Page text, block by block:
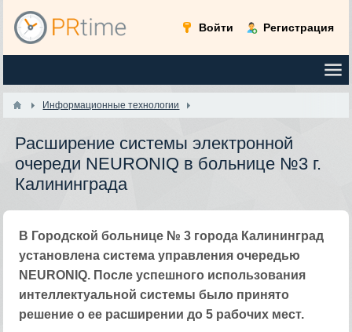
Войти Регистрация
Информационные технологии
Расширение системы электронной
очереди NEURONIQ в больнице №3 г.
Калининграда
В Городской больнице № 3 города Калининград
установлена система управления очередью
NEURONIQ. После успешного использования
интеллектуальной системы было принято
решение о ее расширении до 5 рабочих мест.